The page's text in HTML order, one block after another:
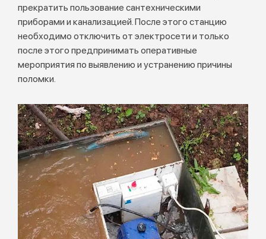
прекратить пользование сантехническими
приборами и канализацией. После этого станцию
необходимо отключить от электросети и только
после этого предпринимать оперативные
мероприятия по выявлению и устранению причины
поломки.